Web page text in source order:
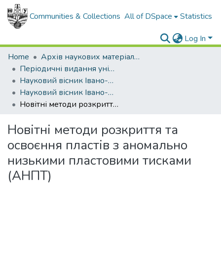
Communities & Collections All of DSpace Statistics
Log In
Home
Архів наукових матеріалів
Періодичні видання університету
Науковий вісник Івано-Франківського національного технічного університету нафти і газу
Науковий вісник Івано-Франківського національного технічного університету нафти і газу - 2007 - №2
Новітні методи розкриття та освоєння пластів з аномально низькими пластовими тисками (АНПТ)
Новітні методи розкриття та
освоєння пластів з аномально
низькими пластовими тисками
(АНПТ)